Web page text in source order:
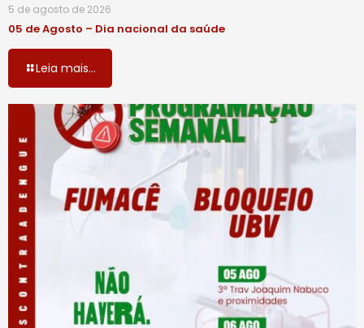
5 de agosto de 2026
05 de Agosto – Dia nacional da saúde
Leia mais...